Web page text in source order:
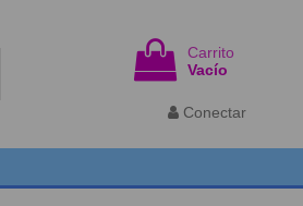
Carrito
Vacío
Conectar